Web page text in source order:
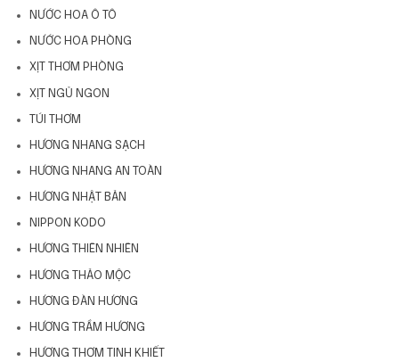
NƯỚC HOA Ô TÔ
NƯỚC HOA PHÒNG
XỊT THƠM PHÒNG
XỊT NGỦ NGON
TÚI THƠM
HƯƠNG NHANG SẠCH
HƯƠNG NHANG AN TOÀN
HƯƠNG NHẬT BẢN
NIPPON KODO
HƯƠNG THIÊN NHIÊN
HƯƠNG THẢO MỘC
HƯƠNG ĐÀN HƯƠNG
HƯƠNG TRẦM HƯƠNG
HƯƠNG THƠM TINH KHIẾT